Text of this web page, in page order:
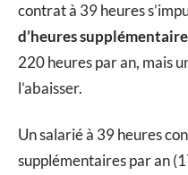
contrat à 39 heures
d’heures
220 heures par an, mais
l’abaisser.
Un salarié à 39 heures
supplémentaires par an